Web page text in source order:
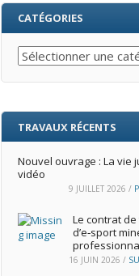
CATÉGORIES
Catégories
TRAVAUX RÉCENTS
Nouvel ouvrage : La vie
vidéo
9 JUILLET 2026 /
Le contrat
d’e‑sport
16 JUIN 2026 /